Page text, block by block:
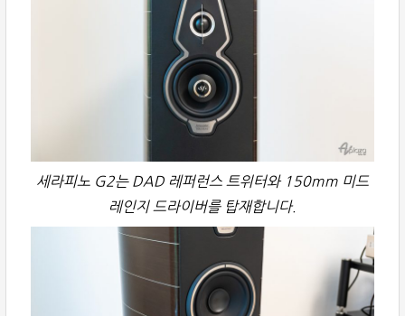
세라피노 G2는 DAD 레퍼런스 트위터와 150mm 미드
레인지 드라이버를 탑재합니다.